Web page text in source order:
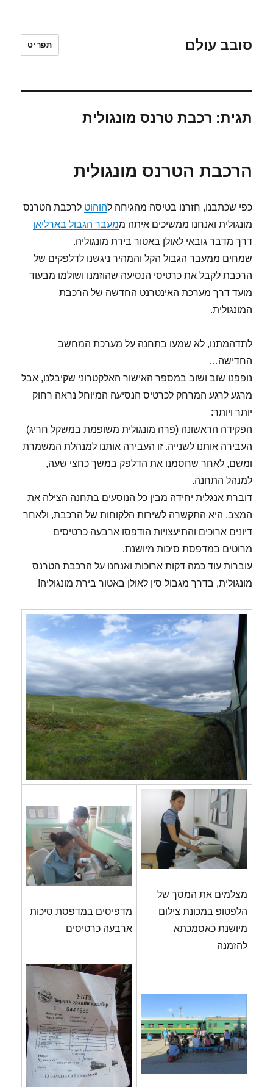
סובב עולם תפריט
תגית: רכבת טרנס מונגולית
הרכבת הטרנס מונגולית
כפי שכתבנו, חזרנו בטיסה מהגיחה להוהוט לרכבת הטרנס
מונגולית ואנחנו ממשיכים איתה ממעבר הגבול בארליאן
דרך מדבר גובאי לאולן באטור בירת מונגוליה.
שמחים ממעבר הגבול הקל והמהיר ניגשנו לדלפקים של
הרכבת לקבל את כרטיסי הנסיעה שהוזמנו ושולמו מבעוד
מועד דרך מערכת האינטרנט החדשה של הרכבת
המונגולית.
לתדהמתנו, לא שמעו בתחנה על מערכת המחשב
החדישה…
נופפנו שוב ושוב במספר האישור האלקטרוני שקיבלנו, אבל
מרגע לרגע המרחק לכרטיס הנסיעה המיוחל נראה רחוק
יותר ויותר:
הפקידה הראשונה (פרה מונגולית משופמת במשקל חריג)
העבירה אותנו לשנייה. זו העבירה אותנו למנהלת המשמרת
ומשם, לאחר שחסמנו את הדלפק במשך כחצי שעה,
למנהל התחנה.
דוברת אנגלית יחידה מבין כל הנוסעים בתחנה הצילה את
המצב. היא התקשרה לשירות הלקוחות של הרכבת, ולאחר
דיונים ארוכים והתיעצויות הודפסו ארבעה כרטיסים
מרוטים במדפסת סיכות מיושנת.
עוברות עוד כמה דקות ארוכות ואנחנו על הרכבת הטרנס
מונגולית, בדרך מגבול סין לאולן באטור בירת מונגוליה!
מצלמים את המסך של
הלפטופ במכונת צילום
מיושנת כאסמכתא
להזמנה
מדפיסים במדפסת סיכות
ארבעה כרטיסים